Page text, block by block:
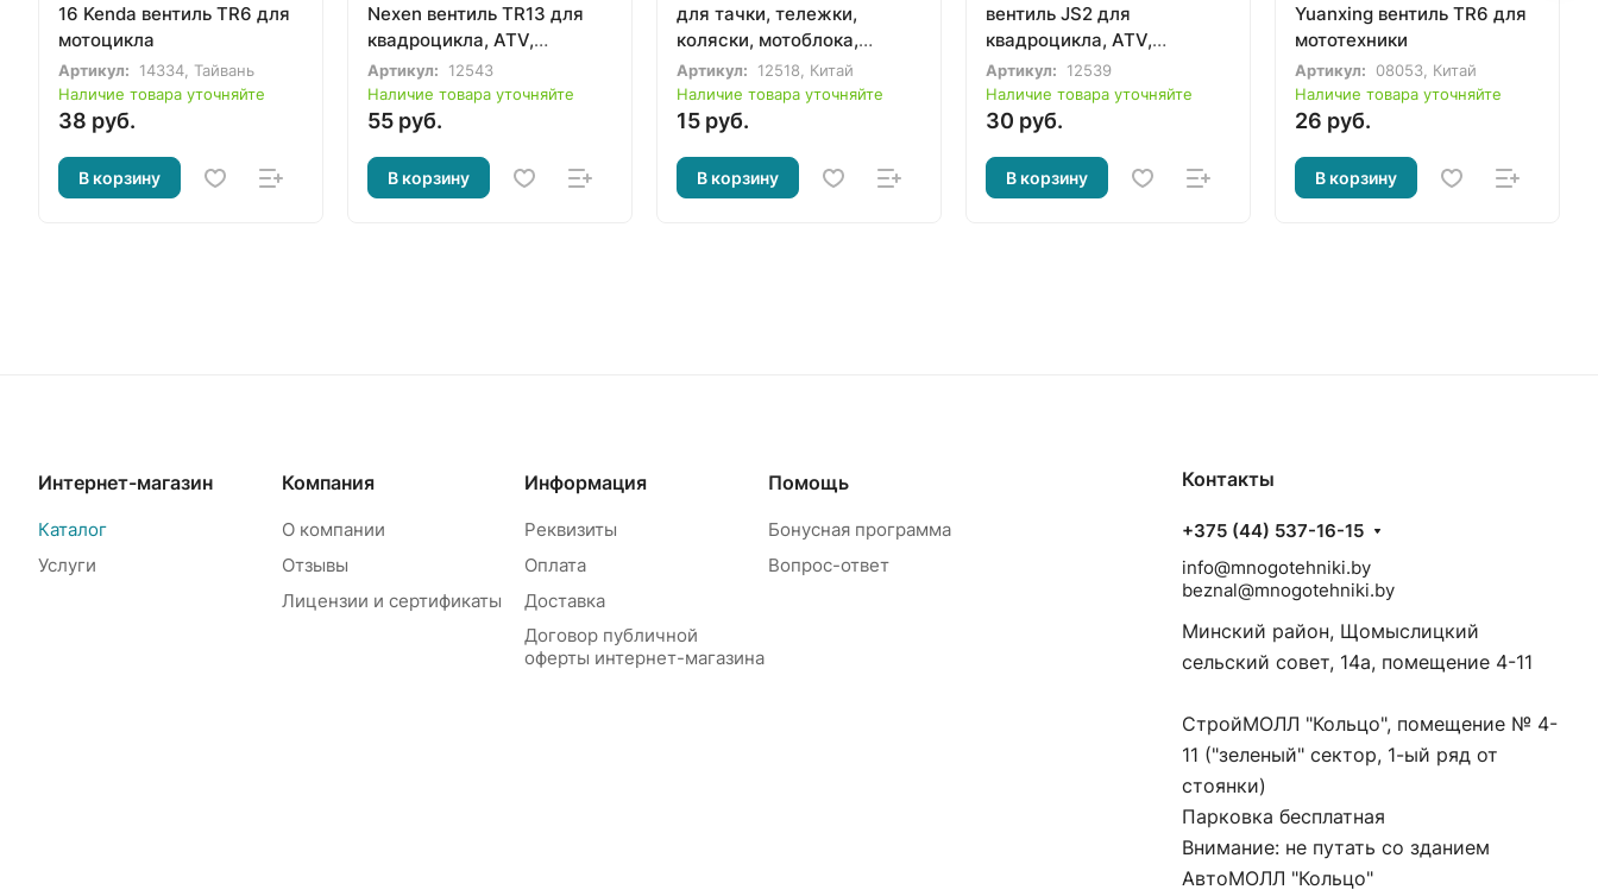
16 Kenda вентиль TR6 для
мотоцикла
Артикул:
14334, Тайвань
Наличие товара уточняйте
38 руб.
В корзину
Nexen вентиль TR13 для
квадроцикла, ATV,
вездехода
Артикул:
12543
Наличие товара уточняйте
55 руб.
В корзину
для тачки, тележки,
коляски, мотоблока,
культиватора
Артикул:
12518, Китай
Наличие товара уточняйте
15 руб.
В корзину
вентиль JS2 для
квадроцикла, ATV,
вездехода
Артикул:
12539
Наличие товара уточняйте
30 руб.
В корзину
Yuanxing вентиль TR6 для
мототехники
Артикул:
08053, Китай
Наличие товара уточняйте
26 руб.
В корзину
Интернет-магазин
Каталог
Услуги
Компания
О компании
Отзывы
Лицензии и сертификаты
Информация
Реквизиты
Оплата
Доставка
Договор публичной
оферты интернет-магазина
Помощь
Бонусная программа
Вопрос-ответ
Контакты
+375 (44) 537-16-15
info@mnogotehniki.by
beznal@mnogotehniki.by
Минский район, Щомыслицкий
сельский совет, 14а, помещение 4-11
СтройМОЛЛ "Кольцо", помещение № 4-
11 ("зеленый" сектор, 1-ый ряд от
стоянки)
Парковка бесплатная
Внимание: не путать со зданием
АвтоМОЛЛ "Кольцо"